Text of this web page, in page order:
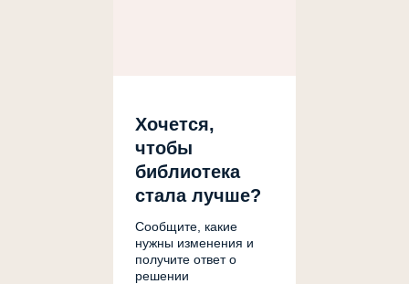
Хочется,
чтобы
библиотека
стала лучше?
Сообщите, какие
нужны изменения и
получите ответ о
решении